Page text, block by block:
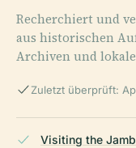
Recherchiert und
aus historischen
Archiven und
Zuletzt überprüft:
Visiting the